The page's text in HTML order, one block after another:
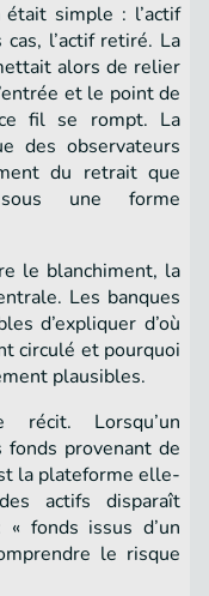
simple : l’actif
l’actif retiré. La
alors de relier
et le point de
ce fil se rompt. La
des observateurs
du retrait que
une forme
le blanchiment, la
Les banques
d’expliquer d’où
circulé et pourquoi
plausibles.
récit. Lorsqu’un
provenant de
la plateforme elle-
actifs disparaît
fonds issus d’un
le risque